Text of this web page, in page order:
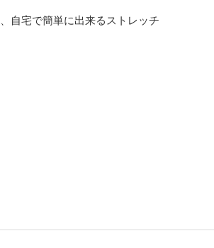
自宅で簡単に出来るストレッチ